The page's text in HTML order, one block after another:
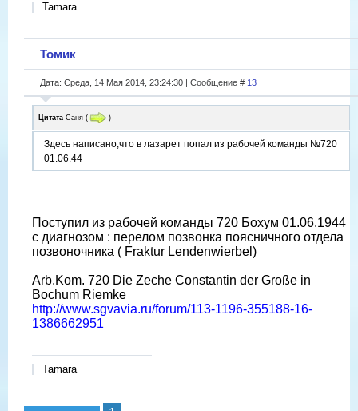
Tamara
Томик
Дата: Среда, 14 Мая 2014, 23:24:30 | Сообщение # 13
Цитата Саня ( )
Здесь написано,что в лазарет попал из рабочей команды №720
01.06.44
Поступил из рабочей команды 720 Бохум 01.06.1944
с диагнозом : перелом позвонка поясничного отдела
позвоночника ( Fraktur Lendenwierbel)
Arb.Kom. 720 Die Zeche Constantin der Große in
Bochum Riemke
http://www.sgvavia.ru/forum/113-1196-355188-16-
1386662951
Tamara